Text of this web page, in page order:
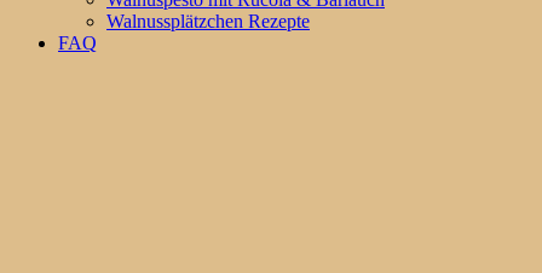
Walnussplätzchen Rezepte
FAQ